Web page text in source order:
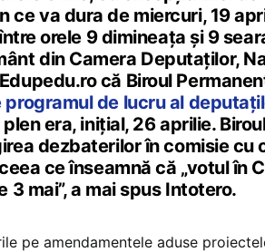
ce va dura de miercuri, 19
orele 9 dimineața și 9
din Camera Deputaților,
că Biroul
programul de lucru al
era, inițial, 26 aprilie.
dezbaterilor în comisie cu
ce înseamnă că „votul în
3 mai”, a mai spus Intotero.
pe amendamentele aduse